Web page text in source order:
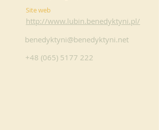
Site web
http://www.lubin.benedyktyni.pl/
benedyktyni@benedyktyni.net
+48 (065) 5177 222